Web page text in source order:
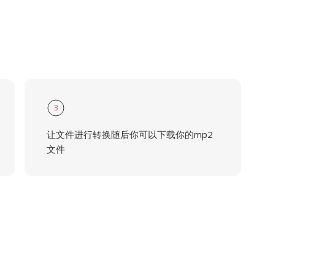
3
让文件进行转换随后你可以下载你的mp2
文件